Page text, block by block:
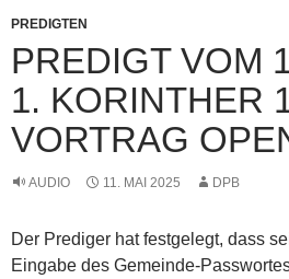
PREDIGTEN
PREDIGT VOM
1. KORINTHER
VORTRAG
AUDIO 11. MAI 2025 DPB
Der Prediger hat festgelegt, dass
Eingabe des Gemeinde-